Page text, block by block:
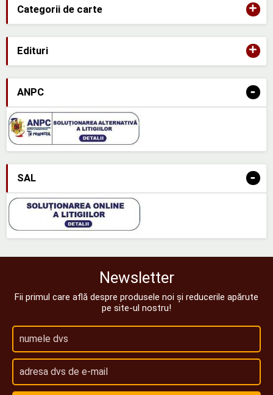
Categorii de carte +
Edituri +
ANPC -
SAL -
Newsletter
Fii primul care află despre produsele noi și reducerile apărute
pe site-ul nostru!